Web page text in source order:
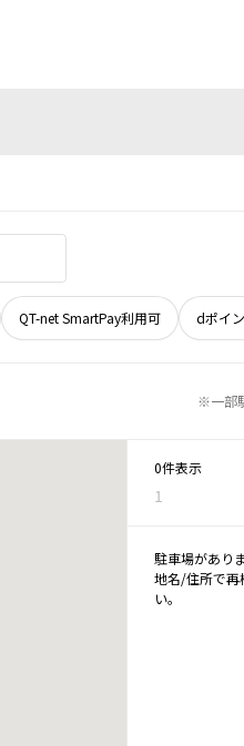
QT-net SmartPay利用可 dポイ
※一部
0件表示
1
駐車場があり
地名/住所で再
い。